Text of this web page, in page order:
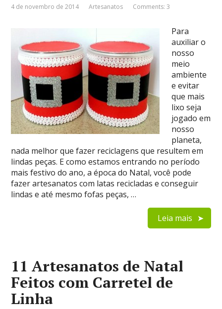
4 de novembro de 2014 Artesanatos Comments: 3
Para
auxiliar o
nosso
meio
ambiente
e evitar
que mais
lixo seja
jogado em
nosso
planeta,
nada melhor que fazer reciclagens que resultem em
lindas peças. E como estamos entrando no período
mais festivo do ano, a época do Natal, você pode
fazer artesanatos com latas recicladas e conseguir
lindas e até mesmo fofas peças, …
Leia mais
11 Artesanatos de Natal
Feitos com Carretel de
Linha